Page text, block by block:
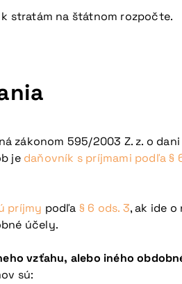
stratám na štátnom rozpočte.
zákonom 595/2003 Z. z. o
jedaňovník s príjmami podľa §
príjmy podľa § 6 ods. 3, ak ide
účely.
vzťahu, alebo iného
sú: